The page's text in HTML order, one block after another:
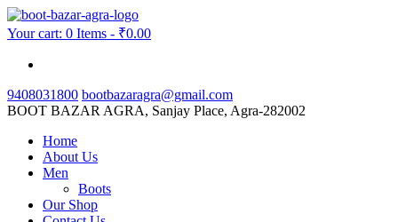
Your cart: 0 Items - ₹0.00
9408031800 bootbazaragra@gmail.com
BOOT BAZAR AGRA, Sanjay Place, Agra-282002
Home
About Us
Men
Boots
Our Shop